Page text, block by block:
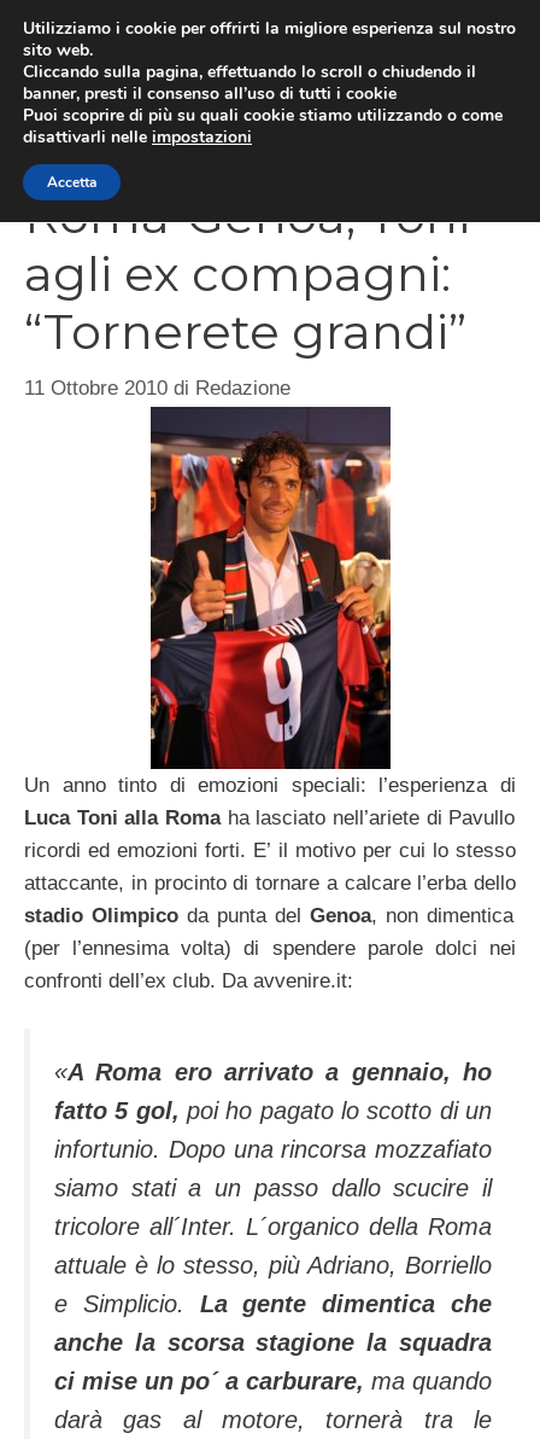
contenuto
Roma-Genoa, Toni
agli ex compagni:
“Tornerete grandi”
11 Ottobre 2010 di Redazione
Un anno tinto di emozioni speciali: l’esperienza di
Luca Toni alla Romaha lasciato nell’ariete di Pavullo
ricordi ed emozioni forti. E’ il motivo per cui lo stesso
attaccante, in procinto di tornare a calcare l’erba dello
stadio Olimpico da punta del Genoa, non dimentica
(per l’ennesima volta) di spendere parole dolci nei
confronti dell’ex club. Da avvenire.it:
«A Roma ero arrivato a gennaio, ho
fatto 5 gol, poi ho pagato lo scotto di un
infortunio. Dopo una rincorsa mozzafiato
siamo stati a un passo dallo scucire il
tricolore all´Inter. L´organico della Roma
attuale è lo stesso, più Adriano, Borriello
e Simplicio. La gente dimentica che
anche la scorsa stagione la squadra
ci mise un po´ a carburare, ma quando
darà gas al motore, tornerà tra le
Utilizziamo i cookie per offrirti la migliore esperienza sul nostro
sito web.
Cliccando sulla pagina, effettuando lo scroll o chiudendo il
banner, presti il consenso all’uso di tutti i cookie
Puoi scoprire di più su quali cookie stiamo utilizzando o come
disattivarli nelle impostazioni
Accetta